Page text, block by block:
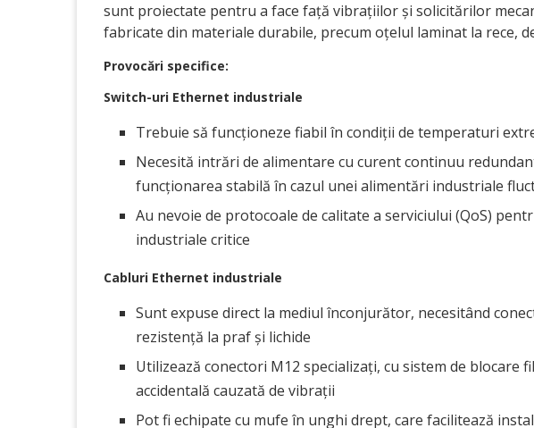
sunt proiectate pentru a face față vibrațiilor și solicitărilor
fabricate din materiale durabile, precum oțelul laminat la rece,
Provocări specifice:
Switch-uri Ethernet industriale
Trebuie să funcționeze fiabil în condiții de temperaturi
Necesită intrări de alimentare cu curent continuu
funcționarea stabilă în cazul unei alimentări industriale
Au nevoie de protocoale de calitate a serviciului (QoS)
industriale critice
Cabluri Ethernet industriale
Sunt expuse direct la mediul înconjurător, necesitând
rezistență la praf și lichide
Utilizează conectori M12 specializați, cu sistem de blocare
accidentală cauzată de vibrații
Pot fi echipate cu mufe în unghi drept, care facilitează